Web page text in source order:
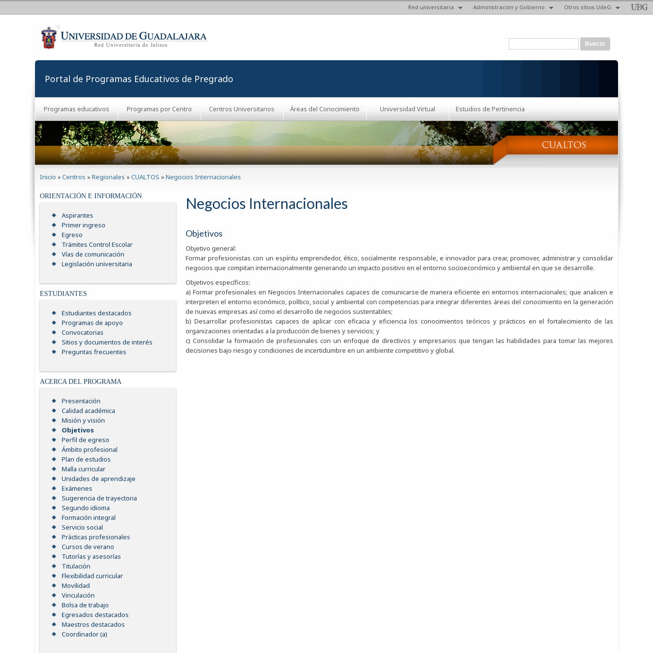
Red universitaria Administración y Gobierno Otros sitios UdeG
Formulario de búsqueda
Portal de Programas Educativos de Pregrado
Programas educativos Programas por Centro Centros Universitarios Áreas del Conocimiento Universidad Virtual Estudios de Pertinencia
Inicio »Centros »Regionales »CUALTOS »Negocios Internacionales
ORIENTACIÓN E INFORMACIÓN
Aspirantes
Primer ingreso
Egreso
Trámites Control Escolar
Vías de comunicación
Legislación universitaria
ESTUDIANTES
Estudiantes destacados
Programas de apoyo
Convocatorias
Sitios y documentos de interés
Preguntas frecuentes
ACERCA DEL PROGRAMA
Presentación
Calidad académica
Misión y visión
Objetivos
Perfil de egreso
Ámbito profesional
Plan de estudios
Malla curricular
Unidades de aprendizaje
Exámenes
Sugerencia de trayectoria
Segundo idioma
Formación integral
Servicio social
Prácticas profesionales
Cursos de verano
Tutorías y asesorías
Titulación
Flexibilidad curricular
Movilidad
Vinculación
Bolsa de trabajo
Egresados destacados
Maestros destacados
Coordinador (a)
Negocios Internacionales
Objetivos
Objetivo general:
Formar profesionistas con un espíritu emprendedor, ético, socialmente responsable, e innovador para crear, promover, administrar y consolidar
negocios que compitan internacionalmente generando un impacto positivo en el entorno socioeconómico y ambiental en que se desarrolle.
Objetivos específicos:
a) Formar profesionales en Negocios Internacionales capaces de comunicarse de manera eficiente en entornos internacionales; que analicen e
interpreten el entorno económico, político, social y ambiental con competencias para integrar diferentes áreas del conocimiento en la generación
de nuevas empresas así como el desarrollo de negocios sustentables;
b) Desarrollar profesionistas capaces de aplicar con eficacia y eficiencia los conocimientos teóricos y prácticos en el fortalecimiento de las
organizaciones orientadas a la producción de bienes y servicios; y
c) Consolidar la formación de profesionales con un enfoque de directivos y empresarios que tengan las habilidades para tomar las mejores
decisiones bajo riesgo y condiciones de incertidumbre en un ambiente competitivo y global.